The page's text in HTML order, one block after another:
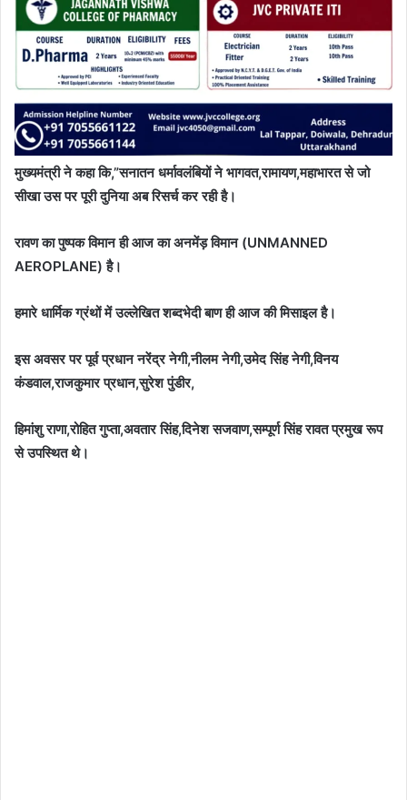
मुख्यमंत्री ने कहा कि,”सनातन धर्मावलंबियों ने भागवत,रामायण,महाभारत से जो
सीखा उस पर पूरी दुनिया अब रिसर्च कर रही है।
रावण का पुष्पक विमान ही आज का अनमेंड़ विमान (UNMANNED
AEROPLANE) है।
हमारे धार्मिक ग्रंथों में उल्लेखित शब्दभेदी बाण ही आज की मिसाइल है।
इस अवसर पर पूर्व प्रधान नरेंद्र नेगी,नीलम नेगी,उमेद सिंह नेगी,विनय
कंडवाल,राजकुमार प्रधान,सुरेश पुंडीर,
हिमांशु राणा,रोहित गुप्ता,अवतार सिंह,दिनेश सजवाण,सम्पूर्ण सिंह रावत प्रमुख रूप
से उपस्थित थे।